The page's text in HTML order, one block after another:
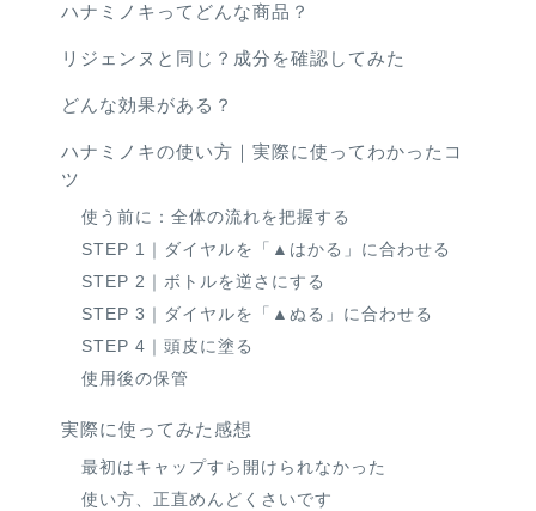
ハナミノキってどんな商品？
リジェンヌと同じ？成分を確認してみた
どんな効果がある？
ハナミノキの使い方｜実際に使ってわかったコ
ツ
使う前に：全体の流れを把握する
STEP 1｜ダイヤルを「▲はかる」に合わせる
STEP 2｜ボトルを逆さにする
STEP 3｜ダイヤルを「▲ぬる」に合わせる
STEP 4｜頭皮に塗る
使用後の保管
実際に使ってみた感想
最初はキャップすら開けられなかった
使い方、正直めんどくさいです